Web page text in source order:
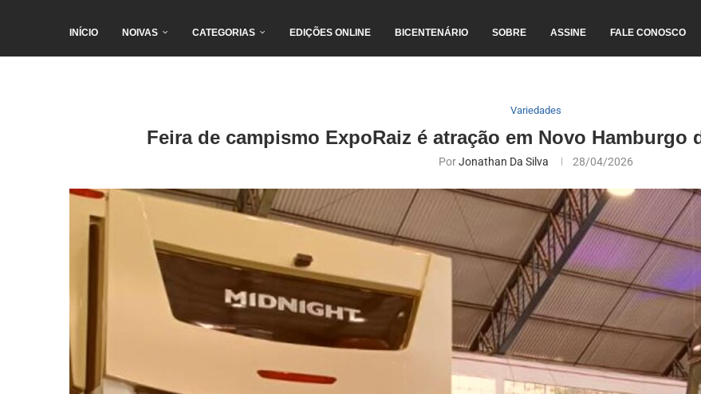
INÍCIO NOIVAS CATEGORIAS EDIÇÕES ONLINE BICENTENÁRIO SOBRE ASSINE FALE CONOSCO
Variedades
Feira de campismo ExpoRaiz é atração em Novo Hamburgo
PorJonathan Da Silva 28/04/2026